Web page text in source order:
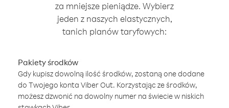
za mniejsze pieniądze. Wybierz
jeden z naszych elastycznych,
tanich planów taryfowych:
Pakiety środków
Gdy kupisz dowolną ilość środków, zostaną one dodane
do Twojego konta Viber Out. Korzystając ze środków,
możesz dzwonić na dowolny numer na świecie w niskich